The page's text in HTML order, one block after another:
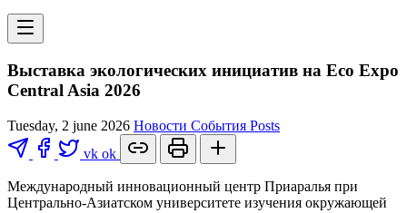
Выставка экологических инициатив на Eco Expo
Central Asia 2026
Tuesday, 2 june 2026 Новости События Posts
vk ok
Международный инновационный центр Приаралья при
Центрально-Азиатском университете изучения окружающей